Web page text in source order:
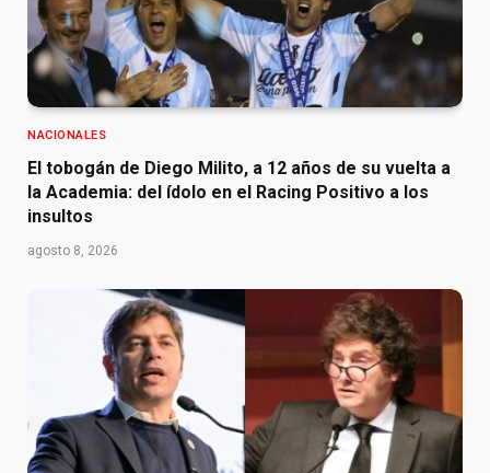
NACIONALES
El tobogán de Diego Milito, a 12 años de su vuelta a
la Academia: del ídolo en el Racing Positivo a los
insultos
agosto 8, 2026